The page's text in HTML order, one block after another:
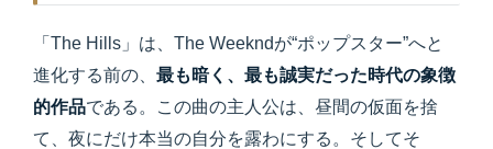
「The Hills」は、The Weekndが“ポップスター”へと
進化する前の、 最も暗く、最も誠実だった時代の象徴
的作品である。この曲の主人公は、昼間の仮面を捨
て、夜にだけ本当の自分を露わにする。そしてそ